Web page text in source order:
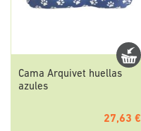
Cama Arquivet huellas
azules
27,63 €